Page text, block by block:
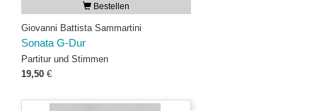
Bestellen
Giovanni Battista Sammartini
Sonata G-Dur
Partitur und Stimmen
19,50 €